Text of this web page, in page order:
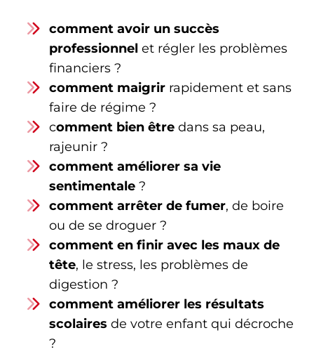
comment avoir un succès
professionnel et régler les problèmes
financiers ?
comment maigrir rapidement et sans
faire de régime ?
comment bien être dans sa peau,
rajeunir ?
comment améliorer sa vie
sentimentale ?
comment arrêter de fumer, de boire
ou de se droguer ?
comment en finir avec les maux de
tête, le stress, les problèmes de
digestion ?
comment améliorer les résultats
scolaires de votre enfant qui décroche
?